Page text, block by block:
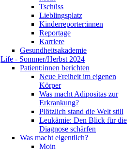
Tschüss
Lieblingsplatz
Kinderreporter:innen
Reportage
Karriere
Gesundheitsakademie
Life - Sommer/Herbst 2024
Patient:innen berichten
Neue Freiheit im eigenen
Körper
Was macht Adipositas zur
Erkrankung?
Plötzlich stand die Welt still
Leukämie: Den Blick für die
Diagnose schärfen
Was macht eigentlich?
Moin